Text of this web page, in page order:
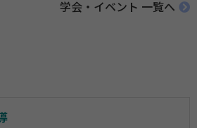
学会・イベント 一覧へ